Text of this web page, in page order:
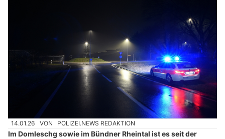
14.01.26 VON POLIZEI.NEWS REDAKTION
Im Domleschg sowie im Bündner Rheintal ist es seit der